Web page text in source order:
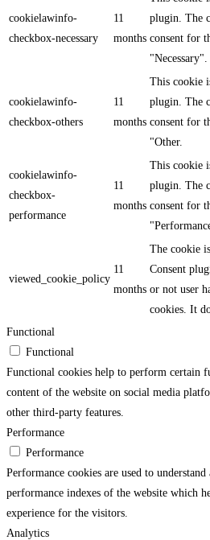
cookielawinfo-
checkbox-necessary
11
months
plugin. The
consent for
"Necessary".
cookielawinfo-
checkbox-others
11
months
This cookie
plugin. The
consent for
"Other.
cookielawinfo-
checkbox-
performance
11
months
This cookie
plugin. The
consent for
viewed_cookie_policy
11
months
The cookie
Consent
or not user
cookies. It
Functional
Functional
Functional cookies help to perform certain
content of the website on social media
other third-party features.
Performance
Performance
Performance cookies are used to
performance indexes of the website which
experience for the visitors.
Analytics